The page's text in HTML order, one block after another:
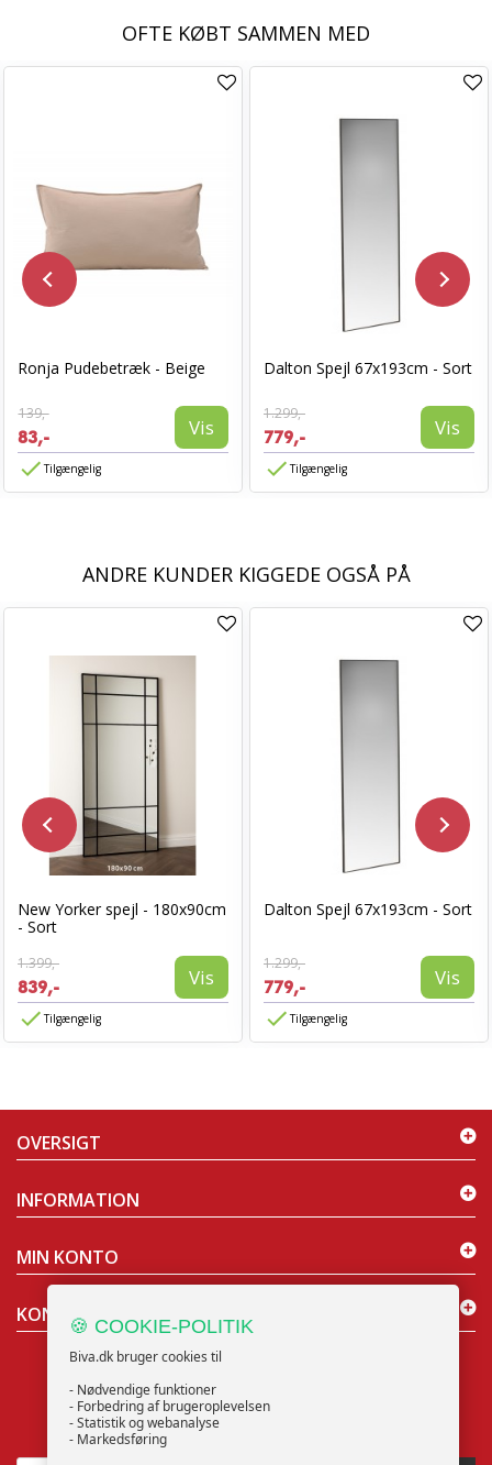
OFTE KØBT SAMMEN MED
Ronja Pudebetræk - Beige
139,-
83,- Vis
Tilgængelig
Dalton Spejl 67x193cm - Sort
1.299,-
779,- Vis
Tilgængelig
ANDRE KUNDER KIGGEDE OGSÅ PÅ
New Yorker spejl - 180x90cm
- Sort
1.399,-
839,- Vis
Tilgængelig
Dalton Spejl 67x193cm - Sort
1.299,-
779,- Vis
Tilgængelig
OVERSIGT
INFORMATION
MIN KONTO
KONTAKT OS
NYHEDSBREV
🍪 COOKIE-POLITIK
Biva.dk bruger cookies til
- Nødvendige funktioner
- Forbedring af brugeroplevelsen
- Statistik og webanalyse
- Markedsføring